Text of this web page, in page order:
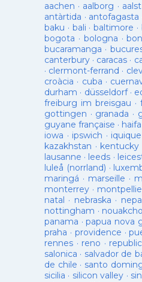
aachen · aalborg · aalst
antàrtida · antofagasta
baku · bali ·baltimore ·
bogota · bologna ·
bucaramanga ·
canterbury · caracas ·
· clermont-ferrand ·
croàcia · cuba ·
durham · düsseldorf·
freiburg im breisgau ·
gottingen · granada ·
guyane française · haifa
iowa · ipswich · iquique
kazakhstan · kentucky
lausanne · leeds ·
luleå (norrland) ·
maringá · marseille ·
monterrey ·
natal · nebraska ·
nottingham ·
panama ·papua nova
praha · providence ·
rennes · reno ·
salonica · salvador de
de chile · santo
sicilia · silicon valley ·